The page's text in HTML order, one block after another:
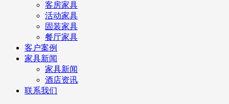
客房家具
活动家具
固装家具
餐厅家具
客户案例
家具新闻
家具新闻
酒店资讯
联系我们